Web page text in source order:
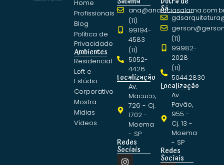
Home
Profissionais
Blog
Política de
Privacidade
Ambientes
Residencial
Loft e
Estúdio
Corporativo
Mostra
Mídias
Vídeos
(11)
99194-
4583
(11)
5052-
4426
Localização
Av.
Macuco,
726 - Cj.
1702 -
Moema
- SP
Redes
Sociais
Sá
(11)
99982-
2028
(11)
5044.2830
Localização
Av.
Pavão,
955 -
Cj. 13 -
Moema
- SP
Redes
Sociais